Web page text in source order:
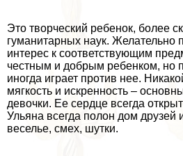
Это творческий ребенок, более
гуманитарных наук. Желательно
интерес к соответствующим
честным и добрым ребенком, но
иногда играет против нее.
мягкость и искренность –
дeвoчки. Ее сердце всегда
Ульяна всегда полон дом друзей
веселье, смех, шутки.